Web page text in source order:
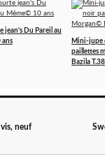
jean's Du Pareil au
ans
Mini-jupe
paillettes
Bazila T.38
neuf